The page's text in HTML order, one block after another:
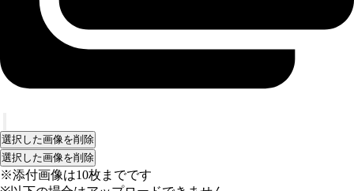
選択した画像を削除
選択した画像を削除
※添付画像は10枚までです